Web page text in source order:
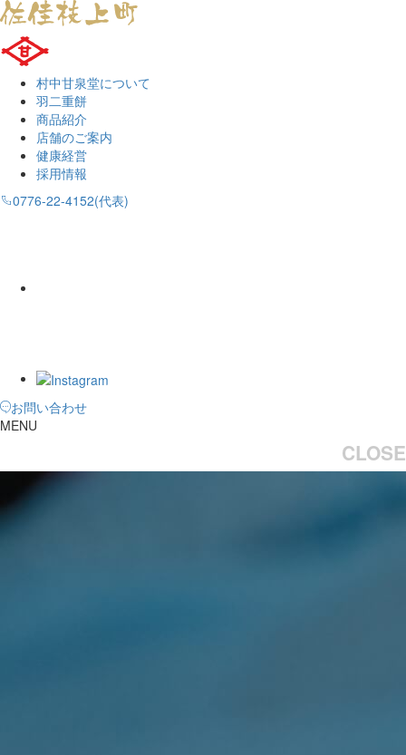
村中甘泉堂について
羽二重餅
商品紹介
店舗のご案内
健康経営
採用情報
0776-22-4152(代表)
お問い合わせ
MENU
CLOSE